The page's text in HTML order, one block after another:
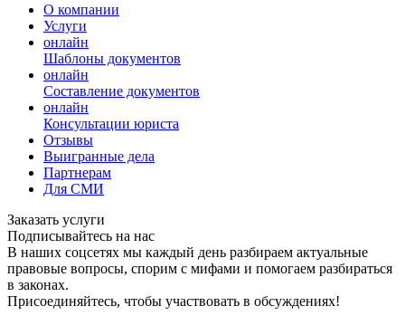
О компании
Услуги
онлайн
Шаблоны документов
онлайн
Составление документов
онлайн
Консультации юриста
Отзывы
Выигранные дела
Партнерам
Для СМИ
Заказать услуги
Подписывайтесь на нас
В наших соцсетях мы каждый день разбираем актуальные
правовые вопросы, спорим с мифами и помогаем разбираться
в законах.
Присоединяйтесь, чтобы участвовать в обсуждениях!